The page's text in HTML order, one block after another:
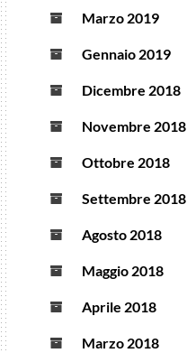
Marzo 2019
Gennaio 2019
Dicembre 2018
Novembre 2018
Ottobre 2018
Settembre 2018
Agosto 2018
Maggio 2018
Aprile 2018
Marzo 2018